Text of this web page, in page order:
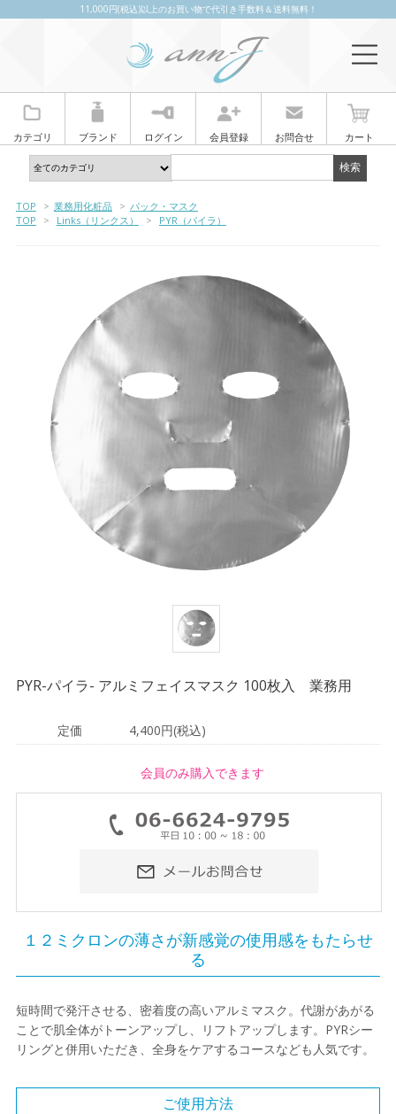
11,000円(税込)以上のお買い物で代引き手数料＆送料無料！
カテゴリ ブランド ログイン 会員登録 お問合せ カート
TOP > 業務用化粧品 > パック・マスク
TOP
> Links（リンクス） > PYR（パイラ）
PYR-パイラ- アルミフェイスマスク 100枚入 業務用
定価 4,400円(税込)
会員のみ購入できます
１２ミクロンの薄さが新感覚の使用感をもたらせ
る
短時間で発汗させる、密着度の高いアルミマスク。代謝があがる
ことで肌全体がトーンアップし、リフトアップします。PYRシー
リングと併用いただき、全身をケアするコースなども人気です。
ご使用方法